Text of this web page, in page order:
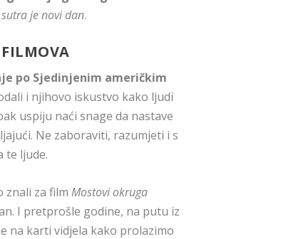
je novi dan.
po Sjedinjenim američkim
i njihovo iskustvo kako ljudi
uspiju naći snage da nastave
Ne zaboraviti, razumjeti i s
te ljude.
znali za film Mostovi okruga
I pretprošle godine, na putu iz
na karti vidjela kako prolazimo